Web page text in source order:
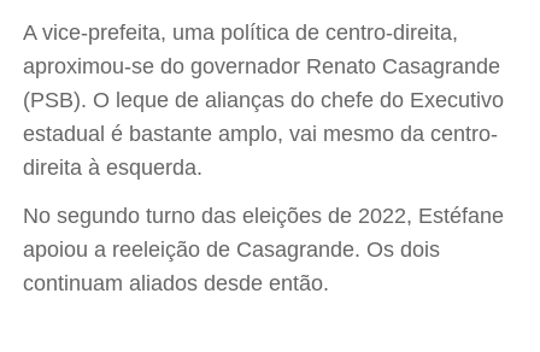
A vice-prefeita, uma política de centro-direita,
aproximou-se do governador Renato Casagrande
(PSB). O leque de alianças do chefe do Executivo
estadual é bastante amplo, vai mesmo da centro-
direita à esquerda.
No segundo turno das eleições de 2022, Estéfane
apoiou a reeleição de Casagrande. Os dois
continuam aliados desde então.